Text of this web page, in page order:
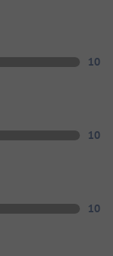
10
10
10